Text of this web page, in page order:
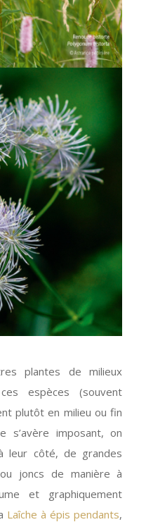
plantes de milieux
espèces (souvent
plutôt en milieu ou fin
s’avère imposant, on
leur côté, de grandes
joncs de manière à
et graphiquement
Laîche à épis pendants,